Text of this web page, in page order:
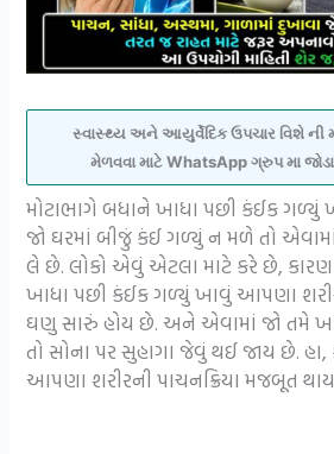
સ્વાસ્થ્ય અને આયુર્વેદિક ઉપચાર વિશે ની
મેળવવા માટે WhatsApp ગ્રુપ મા
મોટાભાગે બધાને ખાધા પછી કંઈક
જો ઘરમાં બીજું કંઈ ગળ્યું ન મળે તો
લે છે. લોકો એવું એટલા માટે કરે છે,
ખાધા પછી કંઈક ગળ્યું ખાવું આપણા
ઘણુ સારું હોય છે. અને એવામાં જો તમે
તો સોના પર સુહાગા જેવું થઈ જાય છે.
આપણા શરીરની પાચનક્રિયા મજબૂત